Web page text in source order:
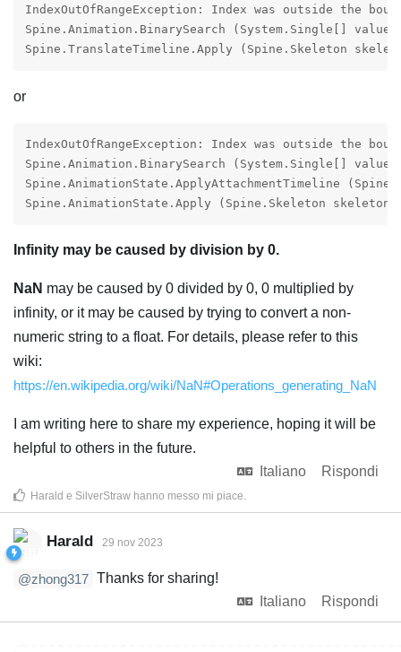
IndexOutOfRangeException: Index was outside the
Spine.Animation.BinarySearch (System.Single[]
Spine.TranslateTimeline.Apply (Spine.Skeleton
or
IndexOutOfRangeException: Index was outside the
Spine.Animation.BinarySearch (System.Single[]
Spine.AnimationState.ApplyAttachmentTimeline
Spine.AnimationState.Apply (Spine.Skeleton
Infinity may be caused by division by 0.
NaN may be caused by 0 divided by 0, 0 multiplied by
infinity, or it may be caused by trying to convert a non-
numeric string to a float. For details, please refer to this
wiki:
https://en.wikipedia.org/wiki/NaN#Operations_generating_NaN
I am writing here to share my experience, hoping it will be
helpful to others in the future.
Italiano
Rispondi
Harald e SilverStraw hanno messo mi piace.
Harald 29 nov 2023
@zhong317 Thanks for sharing!
Italiano
Rispondi